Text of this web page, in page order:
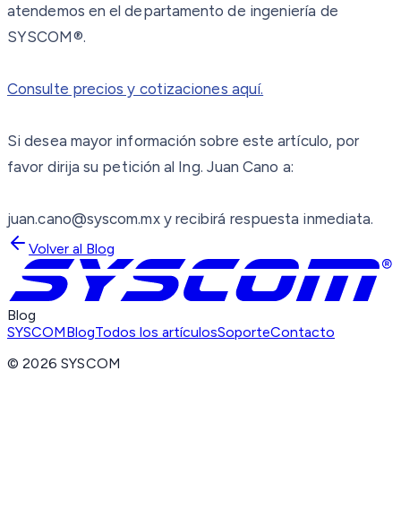
atendemos en el departamento de ingeniería de
SYSCOM®.
Consulte precios y cotizaciones aquí.
Si desea mayor información sobre este artículo, por
favor dirija su petición al Ing. Juan Cano a:
juan.cano@syscom.mx y recibirá respuesta inmediata.
Volver al Blog
Blog
SYSCOMBlogTodos los artículosSoporteContacto
©2026 SYSCOM